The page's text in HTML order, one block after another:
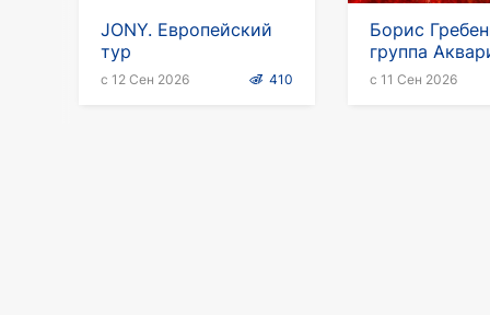
JONY. Европейский
тур
с 12 Сен 2026 410
Борис
группа
Европейский
с 11 Сен 2026